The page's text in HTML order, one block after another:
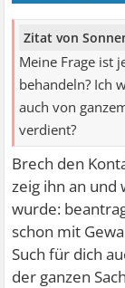
Zitat von
Meine Frage ist
behandeln? Ich
auch von
verdient?
Brech den
zeig ihn an und
wurde:
schon mit
Such für dich
der ganzen